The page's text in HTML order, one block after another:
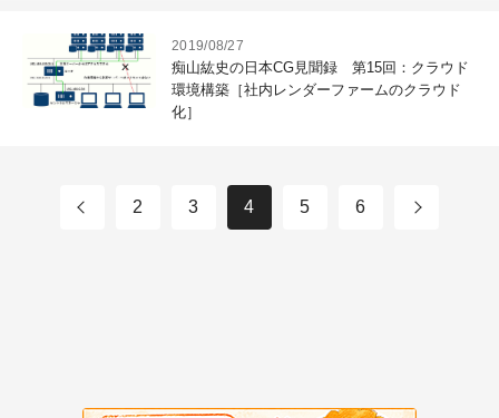
2019/08/27
痴山紘史の日本CG見聞録 第15回：クラウド
環境構築［社内レンダーファームのクラウド
化］
2 3 4 5 6